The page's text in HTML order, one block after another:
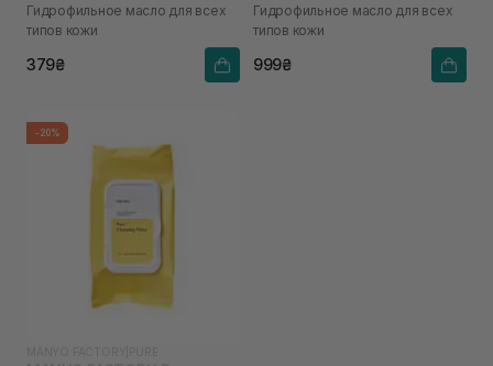
Гидрофильное масло для всех
типов кожи
379₴
Гидрофильное масло для всех
типов кожи
999₴
-20%